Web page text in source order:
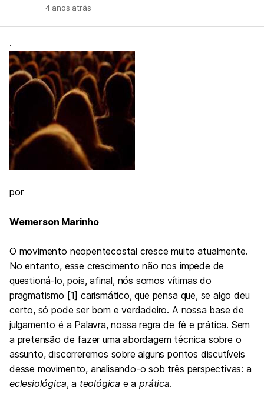
4 anos atrás
.
por
Wemerson Marinho
O movimento neopentecostal cresce muito atualmente.
No entanto, esse crescimento não nos impede de
questioná-lo, pois, afinal, nós somos vítimas do
pragmatismo [1] carismático, que pensa que, se algo deu
certo, só pode ser bom e verdadeiro. A nossa base de
julgamento é a Palavra, nossa regra de fé e prática. Sem
a pretensão de fazer uma abordagem técnica sobre o
assunto, discorreremos sobre alguns pontos discutíveis
desse movimento, analisando-o sob três perspectivas: a
eclesiológica, a teológica e aprática.